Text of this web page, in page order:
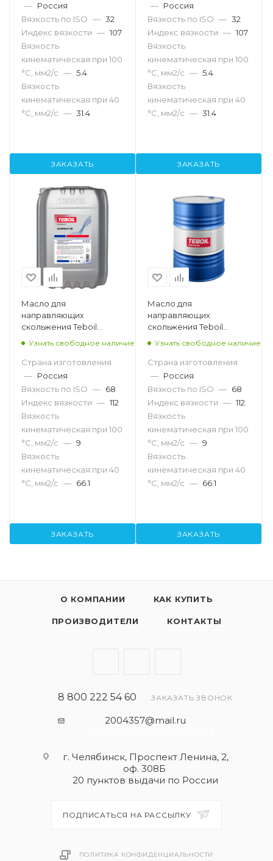
— Россия
Вязкость по ISO — 32
Индекс вязкости — 107
Вязкость
кинематическая при 100
°С, мм2/с — 5.4
Вязкость
кинематическая при 40
°С, мм2/с — 31.4
ЗАКАЗАТЬ
— Россия
Вязкость по ISO — 32
Индекс вязкости — 107
Вязкость
кинематическая при 100
°С, мм2/с — 5.4
Вязкость
кинематическая при 40
°С, мм2/с — 31.4
ЗАКАЗАТЬ
Масло для
направляющих
скольжения Teboil
Slideway 68, 20л
Узнать свободное наличие
Страна изготовления
— Россия
Вязкость по ISO — 68
Индекс вязкости — 112
Вязкость
кинематическая при 100
°С, мм2/с — 9
Вязкость
кинематическая при 40
°С, мм2/с — 66.1
ЗАКАЗАТЬ
Масло для
направляющих
скольжения Teboil
Slideway 68, 216.5л
Узнать свободное наличие
Страна изготовления
— Россия
Вязкость по ISO — 68
Индекс вязкости — 112
Вязкость
кинематическая при 100
°С, мм2/с — 9
Вязкость
кинематическая при 40
°С, мм2/с — 66.1
ЗАКАЗАТЬ
О КОМПАНИИ КАК КУПИТЬ
ПРОИЗВОДИТЕЛИ КОНТАКТЫ
8 800 222 54 60 ЗАКАЗАТЬ ЗВОНОК
2004357@mail.ru
г. Челябинск, Проспект Ленина, 2,
оф. 308Б
20 пунктов выдачи по России
ПОДПИСАТЬСЯ НА РАССЫЛКУ
ПОЛИТИКА КОНФИДЕНЦИАЛЬНОСТИ